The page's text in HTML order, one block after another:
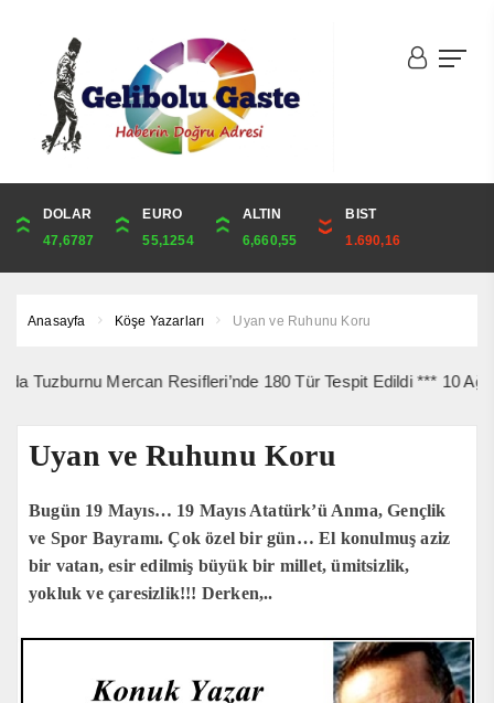
DOLAR
47,6787
EURO
55,1254
ALTIN
6,660,55
BIST
1.690,16
ONS
4,341,81
ALTIN
6,660,55
ÇEYREK
10,889,99
CUMHURİYET
44,750,00
Anasayfa Köşe Yazarları Uyan ve Ruhunu Koru
Mercan Resifleri’nde 180 Tür Tespit Edildi *** 10
Uyan ve Ruhunu Koru
Bugün 19 Mayıs… 19 Mayıs Atatürk’ü Anma, Gençlik
ve Spor Bayramı. Çok özel bir gün… El konulmuş aziz
bir vatan, esir edilmiş büyük bir millet, ümitsizlik,
yokluk ve çaresizlik!!! Derken,..